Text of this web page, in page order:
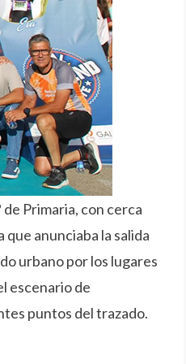
Primaria, con cerca
anunciaba la salida
urbano por los lugares
escenario de
puntos del trazado.